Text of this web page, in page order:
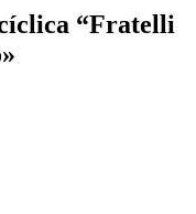
“Fratelli